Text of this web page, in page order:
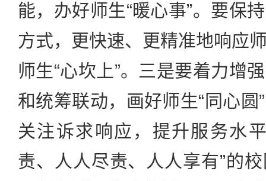
能，办好师生“暖心事”。要保
方式，更快速、更精准地响应
师生“心坎上”。三是要着力增
和统筹联动，画好师生“同心圆
关注诉求响应，提升服务水
责、人人尽责、人人享有”的